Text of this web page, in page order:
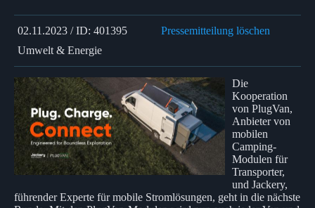
02.11.2023 / ID: 401395
Pressemitteilung löschen
Umwelt & Energie
Die
Kooperation
von PlugVan,
Anbieter von
mobilen
Camping-
Modulen für
Transporter,
und Jackery,
führender Experte für mobile Stromlösungen, geht in die nächste